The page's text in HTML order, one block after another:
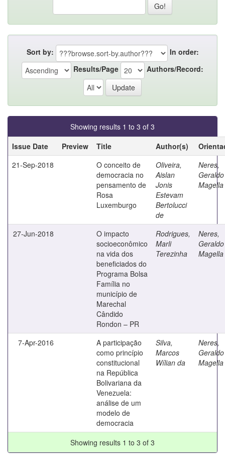
Sort by:
In order:
Results/Page
Authors/Record:
Showing results 1 to 3 of 3
Issue Date
Preview Title Author(s)
21-Sep-2018
O conceito de
democracia no
pensamento de
Rosa
Luxemburgo
Oliveira,
Aislan
Jonis
Estevam
Bertolucci
de
Neres,
Geraldo
Magella
27-Jun-2018
O impacto
socioeconômico
na vida dos
beneficiados do
Programa Bolsa
Família no
município de
Marechal
Cândido
Rondon – PR
Rodrigues,
Marli
Terezinha
Neres,
Geraldo
Magella
7-Apr-2016
A participação
como princípio
constitucional
na República
Bolivariana da
Venezuela:
análise de um
modelo de
democracia
Silva,
Marcos
Wílian da
Neres,
Geraldo
Magella
Showing results 1 to 3 of 3